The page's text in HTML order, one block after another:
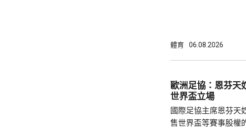
法林明高轉投皇馬，
雲尼斯奧斯是隊會歷
鍵球員。
體育 06.08.2026
歐洲足協：恩芬天
世界盃立場
國際足協主席恩芬天
售世界盃等賽事股權